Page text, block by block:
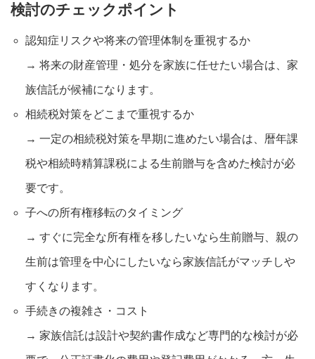
検討のチェックポイント
認知症リスクや将来の管理体制を重視するか
→ 将来の財産管理・処分を家族に任せたい場合は、家
族信託が候補になります。
相続税対策をどこまで重視するか
→ 一定の相続税対策を早期に進めたい場合は、暦年課
税や相続時精算課税による生前贈与を含めた検討が必
要です。
子への所有権移転のタイミング
→ すぐに完全な所有権を移したいなら生前贈与、親の
生前は管理を中心にしたいなら家族信託がマッチしや
すくなります。
手続きの複雑さ・コスト
→ 家族信託は設計や契約書作成など専門的な検討が必